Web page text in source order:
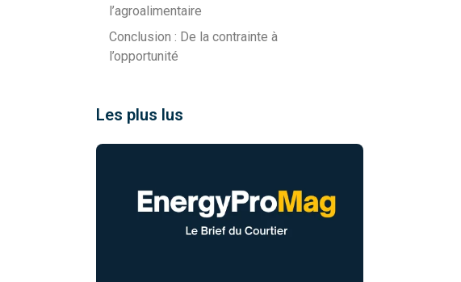
l’agroalimentaire
Conclusion : De la contrainte à
l’opportunité
Les plus lus